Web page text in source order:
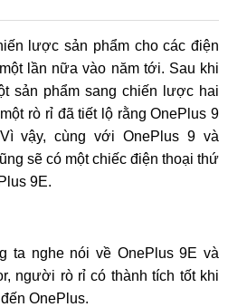
lược sản phẩm cho các điện
lần nữa vào năm tới. Sau khi
sản phẩm sang chiến lược hai
rò rỉ đã tiết lộ rằng OnePlus 9
vậy, cùng với OnePlus 9 và
sẽ có một chiếc điện thoại thứ
9E.
ta nghe nói về OnePlus 9E và
người rò rỉ có thành tích tốt khi
OnePlus.